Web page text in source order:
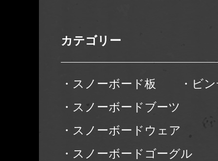
カテゴリー
・スノーボード板
・ビ
・スノーボードブーツ
・スノーボードウェア
・スノーボードゴーグル